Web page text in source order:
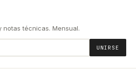
notas técnicas. Mensual.
UNIRSE